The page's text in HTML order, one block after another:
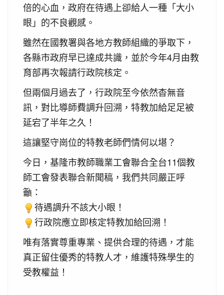
倍的心血，政府在待遇上卻給人一種「大小
眼」的不良觀感。
雖然在國教署與各地方教師組織的爭取下，
各縣市政府早已達成共識，並於今年4月由教
育部再次報請行政院核定。
但兩個月過去了，行政院至今依然杳無音
訊，對比導師費調升回溯，特教加給足足被
延宕了半年之久！
這讓堅守崗位的特教老師們情何以堪？
今日，基隆市教師職業工會聯合全台11個教
師工會發表聯合新聞稿，我們共同嚴正呼
籲：
待遇調升不該大小眼！
行政院應立即核定特教加給回溯！
唯有落實尊重專業、提供合理的待遇，才能
真正留住優秀的特教人才，維護特殊學生的
受教權益！